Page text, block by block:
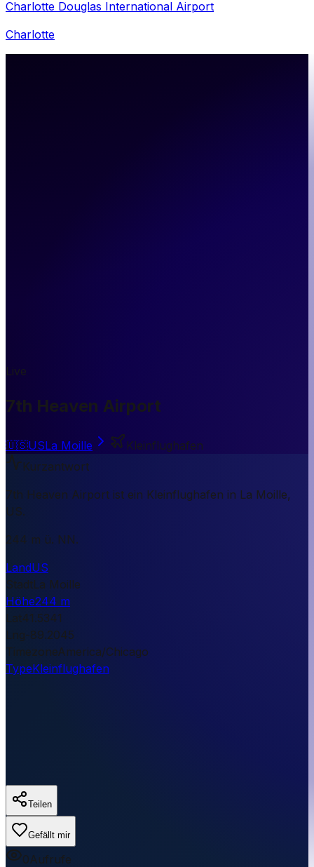
Charlotte Douglas International Airport
Charlotte
Live
7th Heaven Airport
🇺🇸USLa Moille
Kleinflughafen
Kurzantwort
7th Heaven Airport ist ein Kleinflughafen in La Moille,
US.
244 m ü. NN.
LandUS
StadtLa Moille
Höhe244 m
Lat41.5341
Lng-89.2045
TimezoneAmerica/Chicago
TypeKleinflughafen
Teilen
Gefällt mir
0Aufrufe